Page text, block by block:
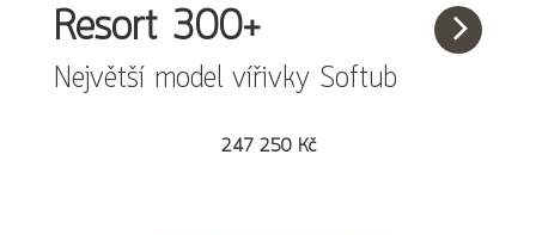
Resort 300+
Největší model vířivky Softub
247 250 Kč